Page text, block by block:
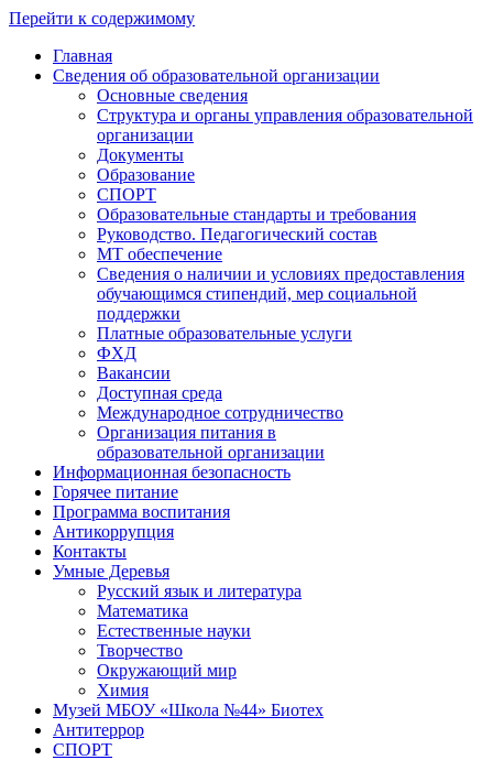
Перейти к содержимому
Главная
Сведения об образовательной организации
Основные сведения
Структура и органы управления образовательной
организации
Документы
Образование
СПОРТ
Образовательные стандарты и требования
Руководство. Педагогический состав
МТ обеспечение
Сведения о наличии и условиях предоставления
обучающимся стипендий, мер социальной
поддержки
Платные образовательные услуги
ФХД
Вакансии
Доступная среда
Международное сотрудничество
Организация питания в
образовательной организации
Информационная безопасность
Горячее питание
Программа воспитания
Антикоррупция
Контакты
Умные Деревья
Русский язык и литература
Математика
Естественные науки
Творчество
Окружающий мир
Химия
Музей МБОУ «Школа №44» Биотех
Антитеррор
СПОРТ